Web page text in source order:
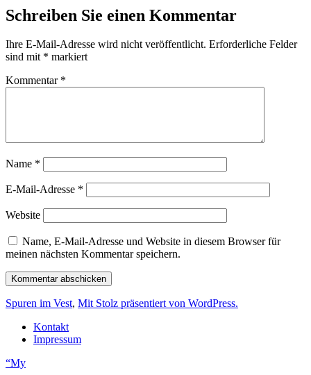
Schreiben Sie einen Kommentar
Ihre E-Mail-Adresse wird nicht veröffentlicht. Erforderliche Felder
sind mit * markiert
Kommentar *
Name *
E-Mail-Adresse *
Website
Name, E-Mail-Adresse und Website in diesem Browser für
meinen nächsten Kommentar speichern.
Spuren im Vest, Mit Stolz präsentiert von WordPress.
Kontakt
Impressum
“My